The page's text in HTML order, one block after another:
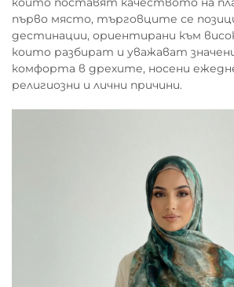
първо място, търговците се
дестинации, ориентирани към
които разбират и уважават
комфорта в дрехите, носени
религиозни и лични причини.